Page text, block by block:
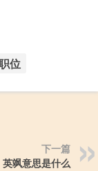
位
下一篇
英飒意思是什么